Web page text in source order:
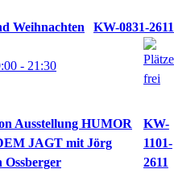
Weihnachten
KW-0831-2611
- 21:30
Ausstellung HUMOR
JAGT mit Jörg
KW-
1101-
2611